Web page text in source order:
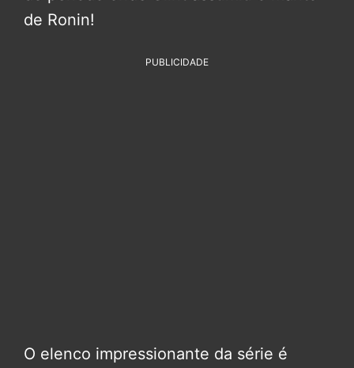
de Ronin!
PUBLICIDADE
O elenco impressionante da série é